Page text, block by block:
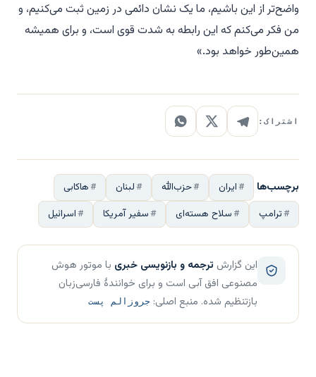
واضح‌تر از این باشیم، ما یک نشان دائمی در زمین ثبت می‌کنیم، و
من فکر می‌کنم که این رابطه به شدت قوی است، و برای همیشه
همین‌طور خواهد بود.»
اشتراک:
برچسب‌ها ایران حزب‌الله لبنان
هاکابی
ترامپ
سلاح هسته‌ای سفیر آمریکا اسرائیل
این گزارش ترجمه و بازنویسی خبری با موتور هوش
مصنوعی افق آبی است و برای خوانندهٔ فارسی‌زبان
بازتنظیم شده. منبع اصلی: جروزالم پست